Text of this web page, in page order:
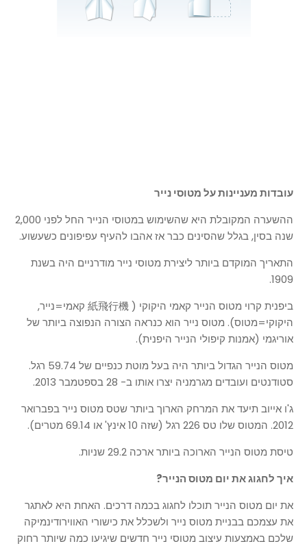
עובדות מעניינות על מטוסי נייר
ההשערה המקובלת היא שהשימוש במטוסי הנייר החל לפני 2,000
שנה בסין, בגלל שהסינים כבר אז אהבו להעיף עפיפונים כשעשוע.
התאריך המוקדם ביותר ליצירת מטוסי נייר מודרניים היה בשנת
1909.
ביפנית קרוי מטוס הנייר קאמי היקוקי ( 紙飛行機 קאמי=נייר,
היקוקי=מטוס). מטוס נייר הוא כנראה הצורה הנפוצה ביותר של
אוריגמי (אמנות קיפולי הנייר היפנית).
מטוס הנייר הגדול ביותר היה בעל מוטת כנפיים של 59.74 רגל.
סטודנטים ועובדים מגרמניה יצרו אותו ב- 28 בספטמבר 2013.
ג'ו אייוב תיעד את המרחק הארוך ביותר שטס מטוס נייר בפברואר
2012. המטוס שלו טס 226 רגל (שזה 10 אינץ' או 69.14 מטרים).
טיסת מטוס הנייר הארוכה ביותר ארכה 29.2 שניות.
איך לחגוג את יום מטוס הנייר?
את יום מטוס הנייר תוכלו לחגוג בכמה דרכים. האחת היא לאתגר
את עצמכם בבניית מטוס נייר ולשכלל את כישורי האווירודינמיקה
שלכם באמצעות עיצוב מטוסי נייר חדשים שיגיעו כמה שיותר רחוק